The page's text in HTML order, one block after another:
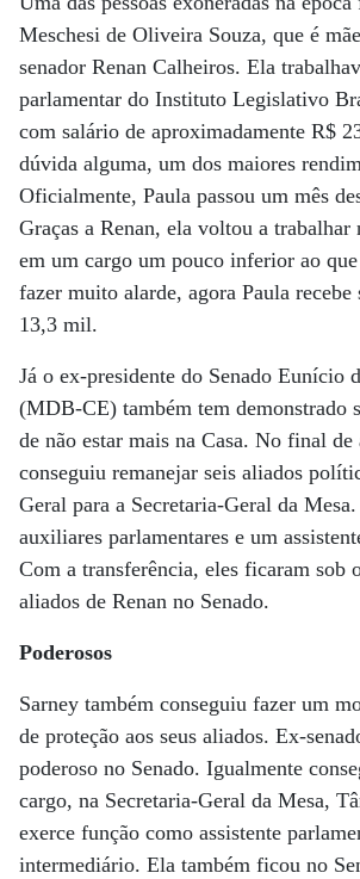
Meschesi de Oliveira Souza, que é
senador Renan Calheiros. Ela
parlamentar do Instituto Legislativo
com salário de aproximadamente R$
dúvida alguma, um dos maiores
Oficialmente, Paula passou um mês
Graças a Renan, ela voltou a
em um cargo um pouco inferior ao
fazer muito alarde, agora Paula recebe
13,3 mil.
Já o ex-presidente do Senado Eunício
(MDB-CE) também tem demonstrado
de não estar mais na Casa. No final
conseguiu remanejar seis aliados
Geral para a Secretaria-Geral da
auxiliares parlamentares e um
Com a transferência, eles ficaram sob
aliados de Renan no Senado.
Poderosos
Sarney também conseguiu fazer um
de proteção aos seus aliados. Ex-
poderoso no Senado. Igualmente
cargo, na Secretaria-Geral da Mesa,
exerce função como assistente
intermediário. Ela também ficou no